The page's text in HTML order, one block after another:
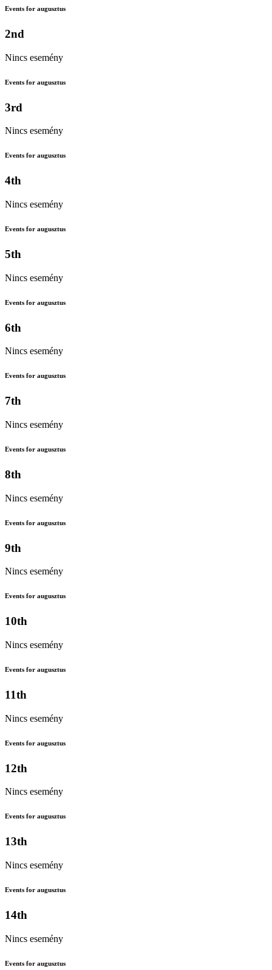
Events for augusztus
2nd
Nincs esemény
Events for augusztus
3rd
Nincs esemény
Events for augusztus
4th
Nincs esemény
Events for augusztus
5th
Nincs esemény
Events for augusztus
6th
Nincs esemény
Events for augusztus
7th
Nincs esemény
Events for augusztus
8th
Nincs esemény
Events for augusztus
9th
Nincs esemény
Events for augusztus
10th
Nincs esemény
Events for augusztus
11th
Nincs esemény
Events for augusztus
12th
Nincs esemény
Events for augusztus
13th
Nincs esemény
Events for augusztus
14th
Nincs esemény
Events for augusztus